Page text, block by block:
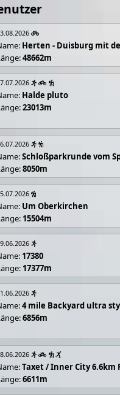
Herten - Duisburg mit
48662m
Halde pluto
23013m
Schloßparkrunde vom
8050m
Um Oberkirchen
15504m
17380
17377m
4 mile Backyard ultra
6856m
Taxet / Inner City 6.6km
6611m